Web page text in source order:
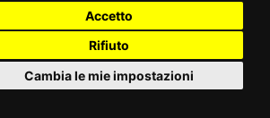
Accetto
Rifiuto
Cambia le mie impostazioni